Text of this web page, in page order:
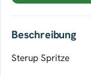
Beschreibung
Sterup Spritze